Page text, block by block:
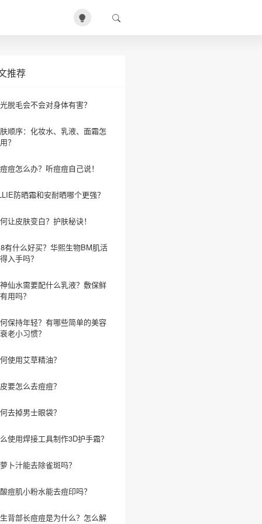
推荐
脱毛会不会对身体有害？
顺序：化妆水、乳液、面霜怎
？
痘怎么办？听痘痘自己说！
防晒霜和安耐晒哪个更强？
让皮肤变白？护肤秘诀！
有什么好买？华熙生物BM肌活
入手吗？
仙水需要配什么乳液？敷保鲜
用吗？
保持年轻？有哪些简单的美容
老小习惯？
使用艾草精油？
要怎么去痘痘？
去掉男士眼袋？
使用焊接工具制作3D护手霜？
卜汁能去除雀斑吗？
痘肌小粉水能去痘印吗？
背部长痘痘是为什么？怎么解